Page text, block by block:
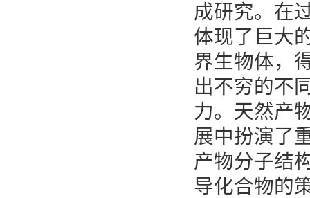
成研究。在
体现了巨大
界生物体，
出不穷的不
力。天然产
展中扮演了
产物分子结
导化合物的